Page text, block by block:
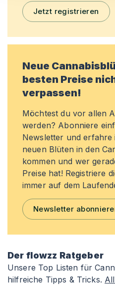
Jetzt registrieren
Neue
besten Preise
verpassen!
Möchtest du vor allen
werden? Abonniere
Newsletter und
neuen Blüten in den
kommen und wer
Preise hat! Registriere
immer auf dem
Newsletter
Der flowzz Ratgeber
Unsere Top Listen für
hilfreiche Tipps & Tricks.